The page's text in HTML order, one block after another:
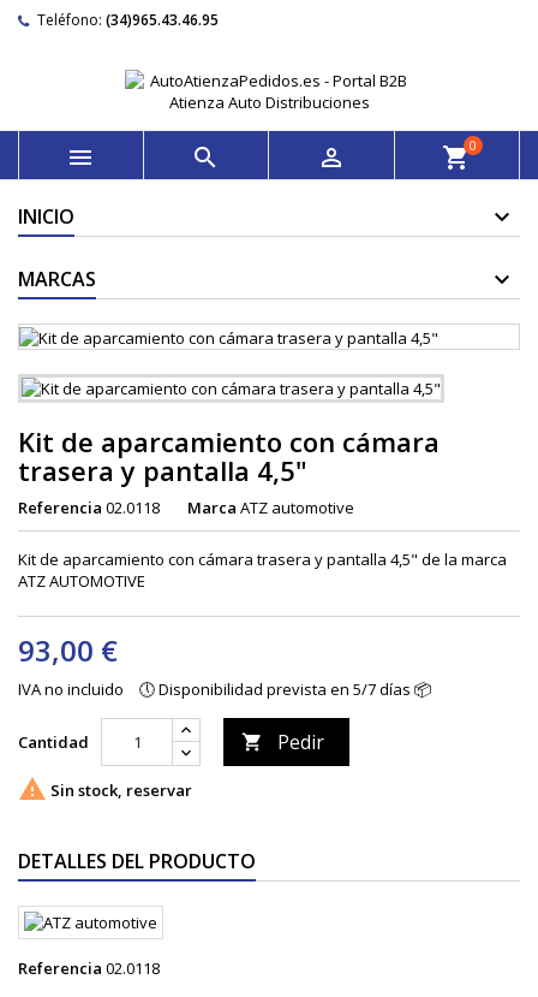
Teléfono: (34)965.43.46.95
   shopping_cart0
INICIO
MARCAS
Kit de aparcamiento con cámara
trasera y pantalla 4,5"
Referencia 02.0118 Marca ATZ automotive
Kit de aparcamiento con cámara trasera y pantalla 4,5" de la marca
ATZ AUTOMOTIVE
93,00 €
IVA no incluido 🕔 Disponibilidad prevista en 5/7 días 📦
Cantidad  Pedir
 Sin stock, reservar
DETALLES DEL PRODUCTO
Referencia 02.0118